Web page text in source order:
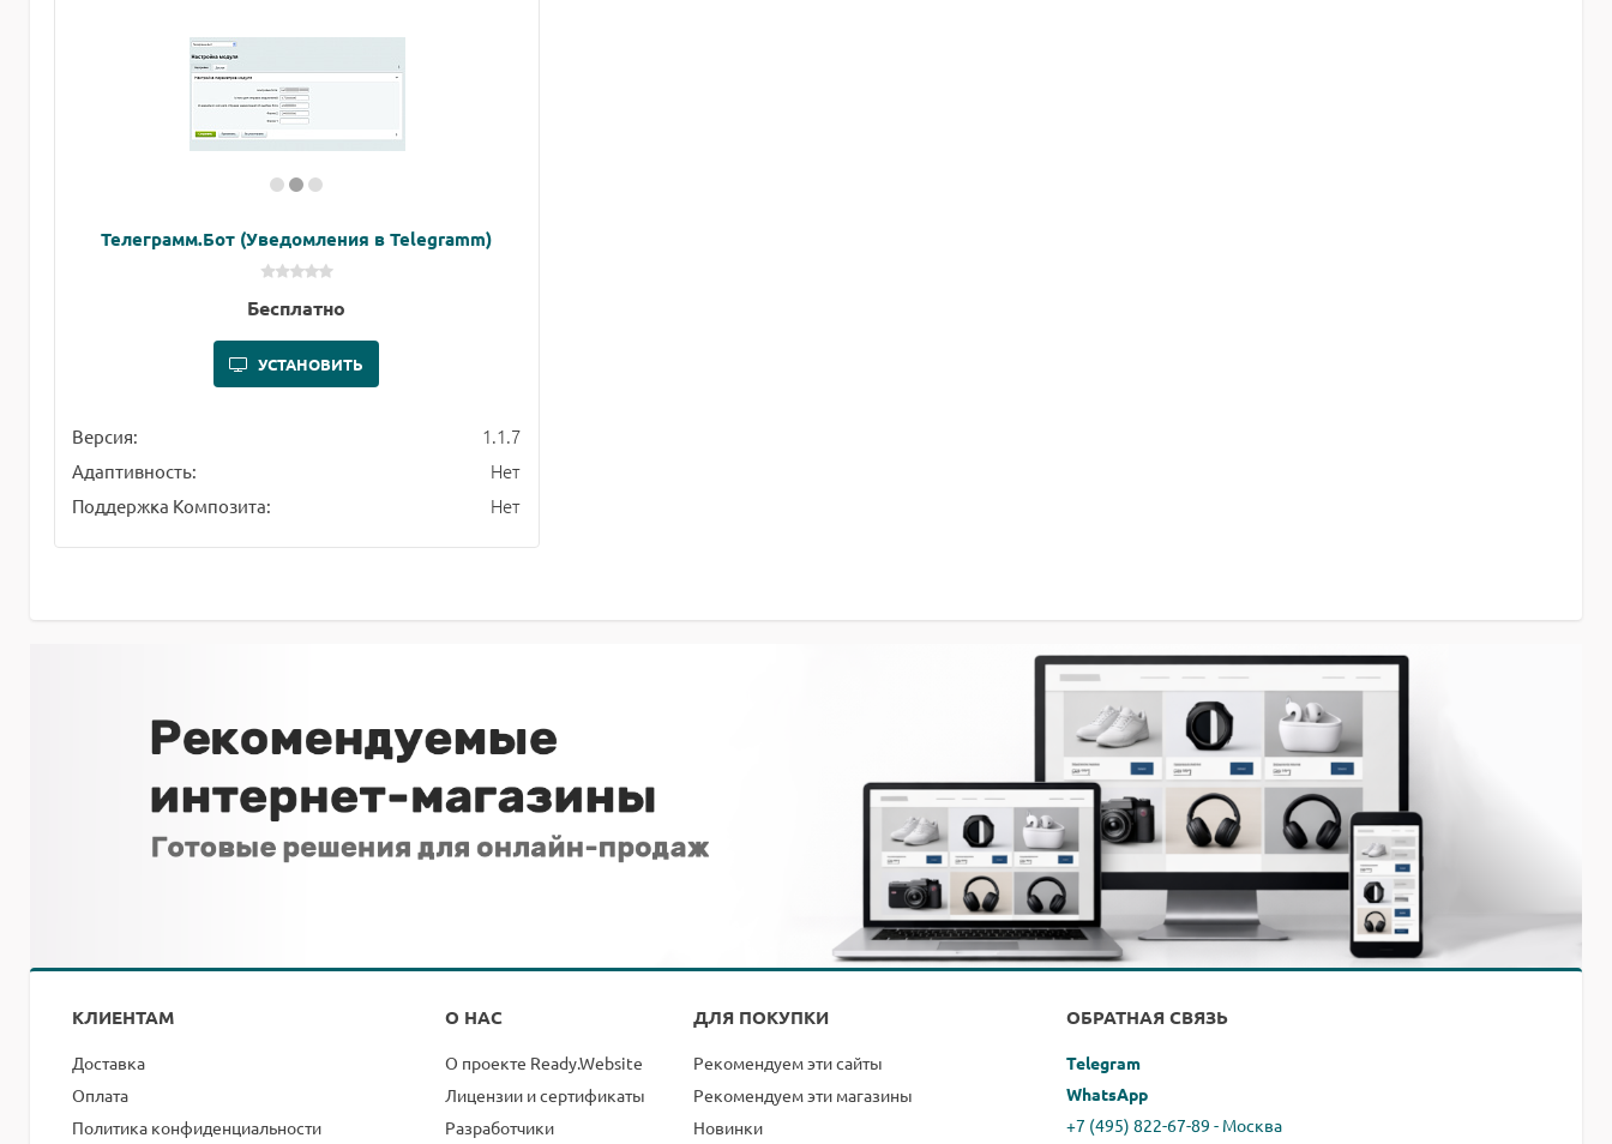
Телеграмм.Бот (Уведомления в Telegramm)
Бесплатно
УСТАНОВИТЬ
Версия: 1.1.7
Адаптивность: Нет
Поддержка Композита: Нет
КЛИЕНТАМ О НАС ДЛЯ ПОКУПКИ ОБРАТНАЯ СВЯЗЬ
Доставка
Оплата
Политика конфиденциальности
О проекте Ready.Website
Лицензии и сертификаты
Разработчики
Рекомендуем эти сайты
Рекомендуем эти магазины
Новинки
Telegram
WhatsApp
+7 (495) 822-67-89 - Москва